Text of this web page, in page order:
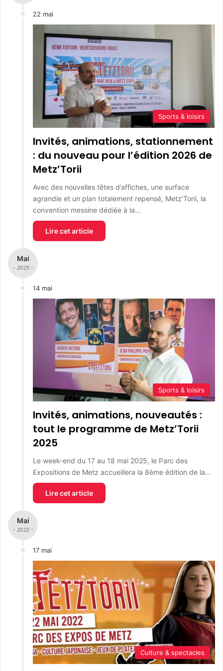
22 mai
Sports & loisirs
Invités, animations, stationnement
: du nouveau pour l’édition 2026 de
Metz’Torii
Avec des nouvelles têtes d’affiches, une surface
agrandie et un plan totalement repensé, Metz’Torii, la
convention messine dédiée à la…
Lire cet article
Mai
- 2025 -
14 mai
Sports & loisirs
Invités, animations, nouveautés :
tout le programme de Metz’Torii
2025
Le week-end du 17 au 18 mai 2025, le Parc des
Expositions de Metz accueillera la 8ème édition de la…
Lire cet article
Mai
- 2022 -
17 mai
Culture & spectacles